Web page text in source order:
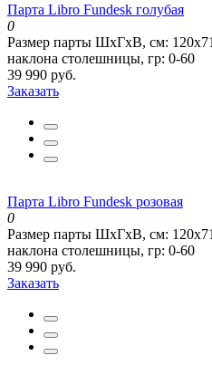
Парта Libro Fundesk голубая
0
Размер парты ШхГхВ, см:
наклона столешницы, гр: 0-60
39 990 руб.
Заказать
Парта Libro Fundesk розовая
0
Размер парты ШхГхВ, см:
наклона столешницы, гр: 0-60
39 990 руб.
Заказать